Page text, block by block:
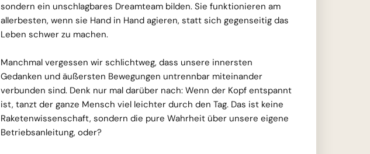
sondern ein unschlagbares Dreamteam bilden. Sie funktionieren am
allerbesten, wenn sie Hand in Hand agieren, statt sich gegenseitig das
Leben schwer zu machen.
Manchmal vergessen wir schlichtweg, dass unsere innersten
Gedanken und äußersten Bewegungen untrennbar miteinander
verbunden sind. Denk nur mal darüber nach: Wenn der Kopf entspannt
ist, tanzt der ganze Mensch viel leichter durch den Tag. Das ist keine
Raketenwissenschaft, sondern die pure Wahrheit über unsere eigene
Betriebsanleitung, oder?